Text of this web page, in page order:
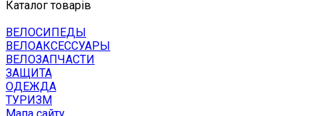
Каталог товарів
ВЕЛОСИПЕДЫ
ВЕЛОАКСЕССУАРЫ
ВЕЛОЗАПЧАСТИ
ЗАЩИТА
ОДЕЖДА
ТУРИЗМ